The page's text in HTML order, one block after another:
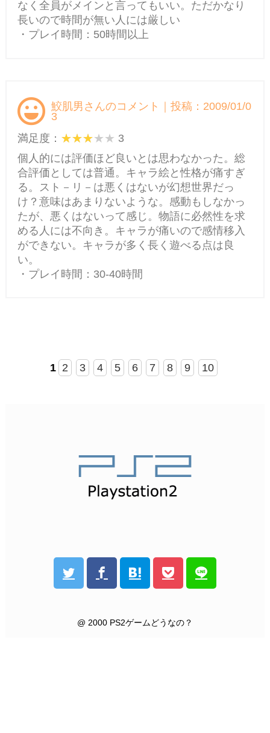
なく全員がメインと言ってもいい。ただかなり
長いので時間が無い人には厳しい
・プレイ時間：50時間以上
鮫肌男さんのコメント｜投稿：2009/01/0
3
満足度：
3
個人的には評価ほど良いとは思わなかった。総
合評価としては普通。キャラ絵と性格が痛すぎ
る。スト－リ－は悪くはないが幻想世界だっ
け？意味はあまりないような。感動もしなかっ
たが、悪くはないって感じ。物語に必然性を求
める人には不向き。キャラが痛いので感情移入
ができない。キャラが多く長く遊べる点は良
い。
・プレイ時間：30-40時間
1 2 3 4 5 6 7 8 9 10
@ 2000 PS2ゲームどうなの？